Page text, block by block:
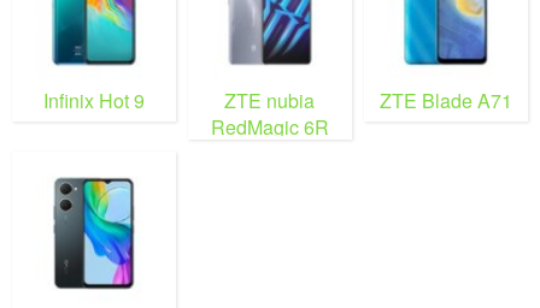
Infinix Hot 9
ZTE nubia
RedMagic 6R
ZTE Blade A71